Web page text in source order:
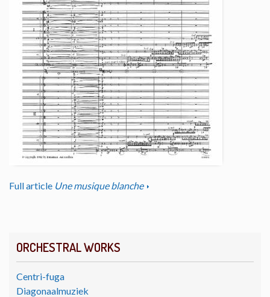
ORCHESTRAL WORKS
Centri-fuga
Diagonaalmuziek
Full article Une musique blanche